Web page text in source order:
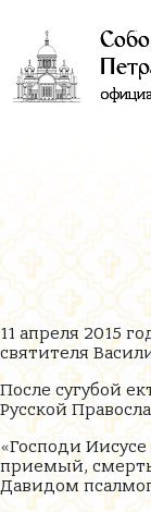
11 апреля 2015
святителя
После сугубой
Русской
«Господи
приемый,
Давидом